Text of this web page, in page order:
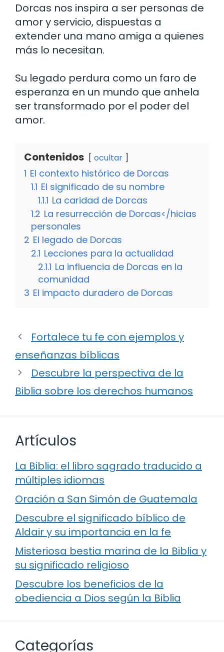
Dorcas nos inspira a ser personas de
amor y servicio, dispuestas a
extender una mano amiga a quienes
más lo necesitan.
Su legado perdura como un faro de
esperanza en un mundo que anhela
ser transformado por el poder del
amor.
Contenidos ocultar
1 El contexto histórico de Dorcas
1.1 El significado de su nombre
1.1.1 La caridad de Dorcas
1.2 La resurrección de Dorcas</hicias
personales
2 El legado de Dorcas
2.1 Lecciones para la actualidad
2.1.1 La influencia de Dorcas en la
comunidad
3 El impacto duradero de Dorcas
Fortalece tu fe con ejemplos y
enseñanzas bíblicas
Descubre la perspectiva de la
Biblia sobre los derechos humanos
Artículos
La Biblia: el libro sagrado traducido a
múltiples idiomas
Oración a San Simón de Guatemala
Descubre el significado bíblico de
Aldair y su importancia en la fe
Misteriosa bestia marina de la Biblia y
su significado religioso
Descubre los beneficios de la
obediencia a Dios según la Biblia
Categorías